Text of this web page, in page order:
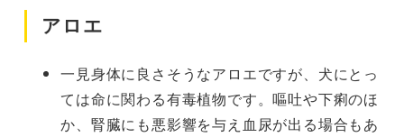
アロエ
一見身体に良さそうなアロエですが、犬にとっ
ては命に関わる有毒植物です。嘔吐や下痢のほ
か、腎臓にも悪影響を与え血尿が出る場合もあ